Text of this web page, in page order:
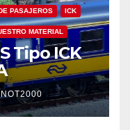
PASAJEROS ICK
MATERIAL
Tipo ICK